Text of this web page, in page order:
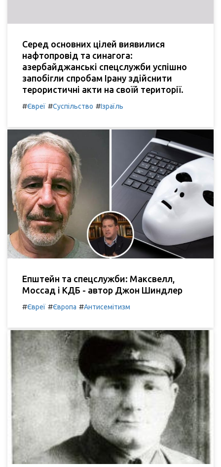
Серед основних цілей виявилися
нафтопровід та синагога:
азербайджанські спецслужби успішно
запобігли спробам Ірану здійснити
терористичні акти на своїй території.
#Євреї #Суспільство #Ізраїль
Епштейн та спецслужби: Максвелл,
Моссад і КДБ - автор Джон Шиндлер
#Євреї #Європа #Антисемітизм